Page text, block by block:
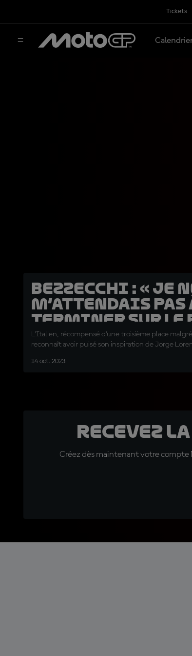
Tickets
Bezzecchi : « Je
m’attendais pas
terminer sur le
L'Italien, récompensé d'une troisième place
reconnaît avoir puisé son inspiration de Jorge
14 oct. 2023
Recevez
Créez dès maintenant votre compte